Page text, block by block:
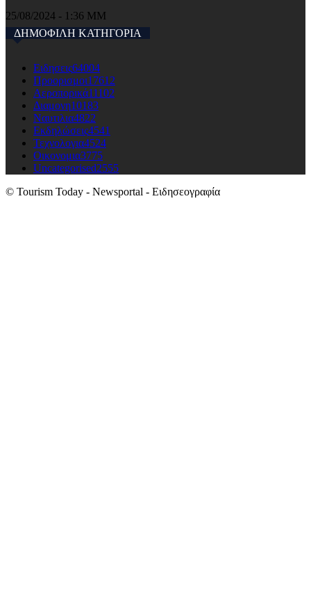
25/08/2024 - 1:36 ΜΜ
ΔΗΜΟΦΙΛΗ ΚΑΤΗΓΟΡΙΑ
Ειδησεις64004
Προορισμοι17612
Αεροπορικά11102
Διαμονη10183
Ναυτιλια4822
Εκδηλώσεις4541
Τεχνολογια4524
Οικονομια3775
Uncategorised2555
© Tourism Today - Newsportal - Ειδησεογραφία